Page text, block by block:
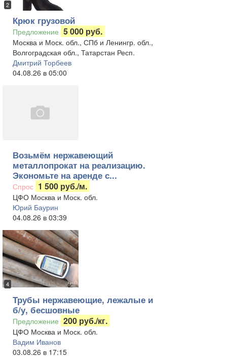
2
Крюк грузовой
Предложение 5 000 руб.
Москва и Моск. обл., СПб и Ленингр. обл.,
Волгоградская обл., Татарстан Респ.
Дмитрий Торбеев
04.08.26 в 05:00
Возьмём нержавеющий
металлопрокат на реализацию.
Экономьте на аренде с...
Спрос 1 500 руб./м.
ЦФО Москва и Моск. обл.
Юрий Баурин
04.08.26 в 03:39
4
Трубы нержавеющие, лежалые и
б/у, бесшовные
Предложение 200 руб./кг.
ЦФО Москва и Моск. обл.
Вадим Иванов
03.08.26 в 17:15